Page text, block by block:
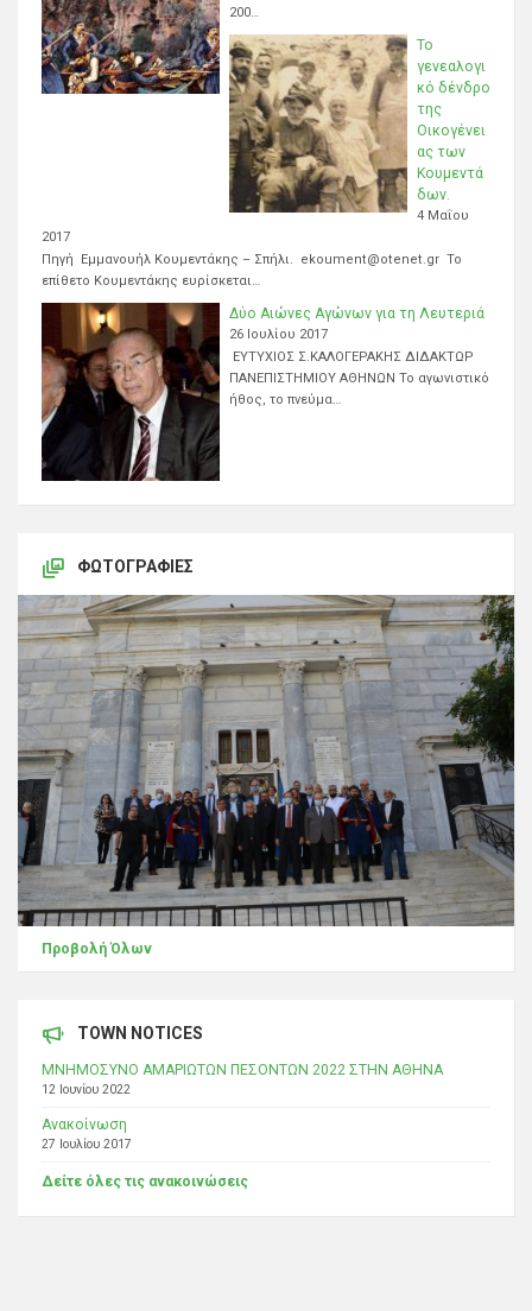
200…
Το
γενεαλογι
κό δένδρο
της
Οικογένει
ας των
Κουμεντά
δων.
4 Μαΐου
2017
Πηγή Εμμανουήλ Κουμεντάκης – Σπήλι. ekoument@otenet.gr Το
επίθετο Κουμεντάκης ευρίσκεται…
Δύο Αιώνες Αγώνων για τη Λευτεριά
26 Ιουλίου 2017
ΕΥΤΥΧΙΟΣ Σ.ΚΑΛΟΓΕΡΑΚΗΣ ΔΙΔΑΚΤΩΡ
ΠΑΝΕΠΙΣΤΗΜΙΟΥ ΑΘΗΝΩΝ Το αγωνιστικό
ήθος, το πνεύμα…
ΦΩΤΟΓΡΑΦΊΕΣ
Προβολή Όλων
TOWN NOTICES
ΜΝΗΜΟΣΥΝΟ ΑΜΑΡΙΩΤΩΝ ΠΕΣΟΝΤΩΝ 2022 ΣΤΗΝ ΑΘΗΝΑ
12 Ιουνίου 2022
Ανακοίνωση
27 Ιουλίου 2017
Δείτε όλες τις ανακοινώσεις